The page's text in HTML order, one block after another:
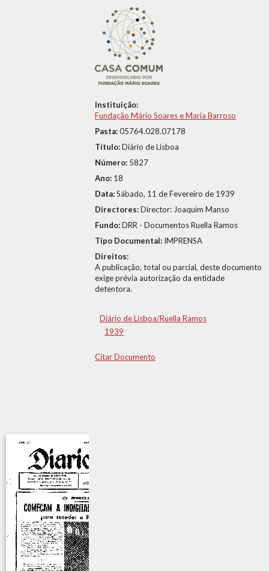
Instituição:
Fundação Mário Soares e Maria Barroso
Pasta:05764.028.07178
Título:Diário de Lisboa
Número: 5827
Ano: 18
Data:Sábado, 11 de Fevereiro de 1939
Directores:Director: Joaquim Manso
Fundo:DRR - Documentos Ruella Ramos
Tipo Documental: IMPRENSA
Direitos:
A publicação, total ou parcial, deste documento
exige prévia autorização da entidade
detentora.
Diário de Lisboa/Ruella Ramos
1939
Citar Documento